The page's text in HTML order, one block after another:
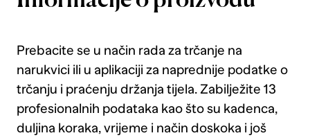
Prebacite se u način rada za trčanje na
narukvici ili u aplikaciji za naprednije podatke o
trčanju i praćenju držanja tijela. Zabilježite 13
profesionalnih podataka kao što su kadenca,
duljina koraka, vrijeme i način doskoka i još